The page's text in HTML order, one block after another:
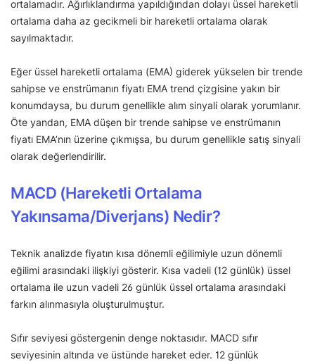
ortalamadır. Ağırlıklandırma yapıldığından dolayı üssel hareketli
ortalama daha az gecikmeli bir hareketli ortalama olarak
sayılmaktadır.
Eğer üssel hareketli ortalama (EMA) giderek yükselen bir trende
sahipse ve enstrümanın fiyatı EMA trend çizgisine yakın bir
konumdaysa, bu durum genellikle alım sinyali olarak yorumlanır.
Öte yandan, EMA düşen bir trende sahipse ve enstrümanın
fiyatı EMA’nın üzerine çıkmışsa, bu durum genellikle satış sinyali
olarak değerlendirilir.
MACD (Hareketli Ortalama
Yakınsama/Diverjans) Nedir?
Teknik analizde fiyatın kısa dönemli eğilimiyle uzun dönemli
eğilimi arasındaki ilişkiyi gösterir. Kısa vadeli (12 günlük) üssel
ortalama ile uzun vadeli 26 günlük üssel ortalama arasındaki
farkın alınmasıyla oluşturulmuştur.
Sıfır seviyesi göstergenin denge noktasıdır. MACD sıfır
seviyesinin altında ve üstünde hareket eder. 12 günlük